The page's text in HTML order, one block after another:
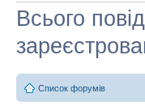
Всього
Список форумів